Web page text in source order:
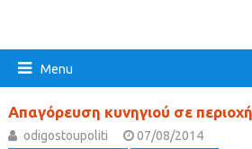
Menu
Απαγόρευση κυνηγιού σε
odigostoupoliti
07/08/2014